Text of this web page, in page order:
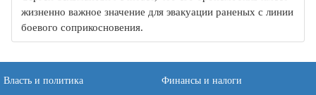
жизненно важное значение для эвакуации раненых с линии
боевого соприкосновения.
Власть и политика
Финансы и налоги